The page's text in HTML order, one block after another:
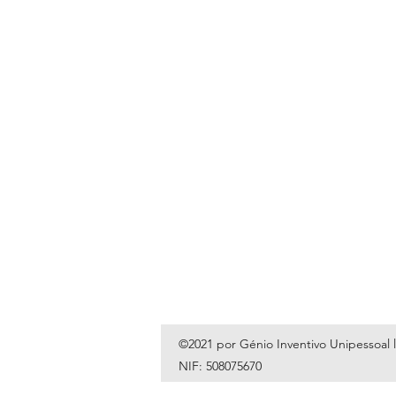
©2021 por Génio Inventivo Unipessoal
NIF: 508075670